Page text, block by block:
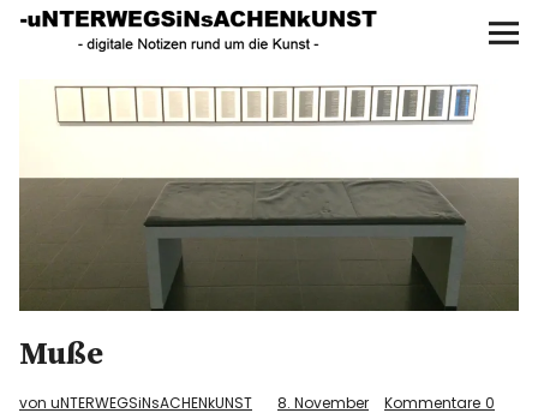
UNTERWEGS IN SACHEN
KUNST
Start
KUNSTSPAZIERGÄNGE
UNSER BUCH
Muße
von uNTERWEGSiNsACHENkUNST 8. November Kommentare 0